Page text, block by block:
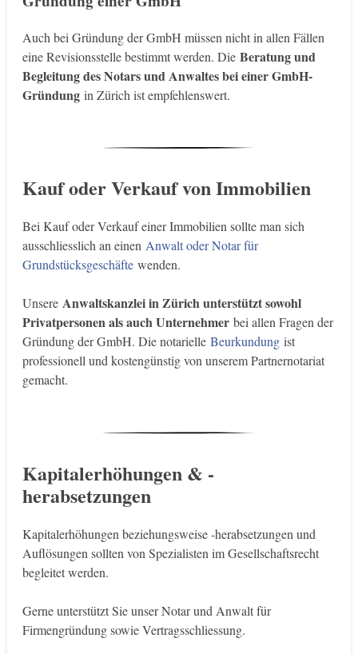
Auch bei Gründung der GmbH müssen nicht in allen Fällen
eine Revisionsstelle bestimmt werden. DieBeratung und
Begleitung des Notars und Anwaltes bei einer GmbH-
Gründungin Zürich ist empfehlenswert.
Kauf oder Verkauf von Immobilien
Bei Kauf oder Verkauf einer Immobilien sollte man sich
ausschliesslich an einen Anwalt oder Notar für
Grundstücksgeschäftewenden.
Unsere Anwaltskanzlei in Zürich unterstützt sowohl
Privatpersonen als auch Unternehmerbei allen Fragen der
Gründung der GmbH. Die notarielle Beurkundungist
professionell und kostengünstig von unserem Partnernotariat
gemacht.
Kapitalerhöhungen & -
herabsetzungen
Kapitalerhöhungen beziehungsweise -herabsetzungen und
Auflösungen sollten von Spezialisten im Gesellschaftsrecht
begleitet werden.
Gerne unterstützt Sie unser Notar und Anwalt für
Firmengründung sowie Vertragsschliessung.